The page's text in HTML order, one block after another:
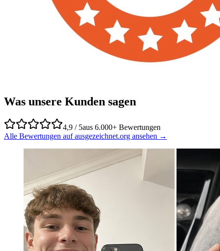
Was unsere Kunden sagen
4,9 / 5aus 6.000+ Bewertungen
Alle Bewertungen auf ausgezeichnet.org ansehen →